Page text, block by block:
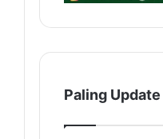
Paling Update